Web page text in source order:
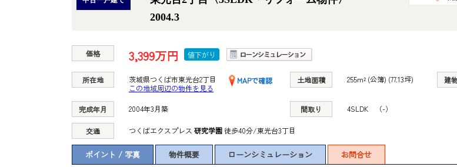
2004.3
価格 3,399万円 値下がり
所在地 茨城県つくば市東光台2丁目 MAPで確認
この地域周辺の物件を見る
土地面積 255m² (公簿) (77.13坪) 建
完成年月 2004年3月築 間取り 4SLDK （-）
交通 つくばエクスプレス 研究学園徒歩40分/東光台3丁目
ポイント / 写真 物件概要 ローンシミュレーション お問合せ